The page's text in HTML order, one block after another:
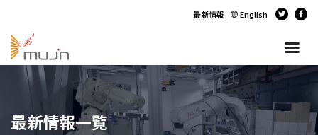
最新情報 English
最新情報一覧